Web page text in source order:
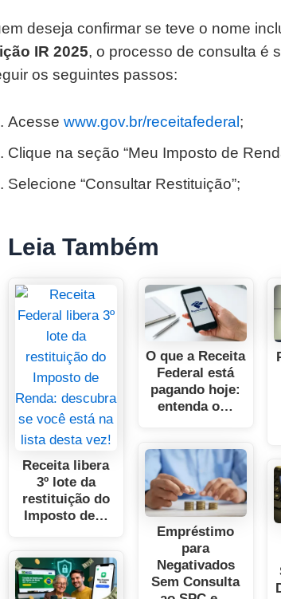
deseja confirmar se teve o nome
IR 2025, o processo de consulta é
os seguintes passos:
Acesse www.gov.br/receitafederal;
Clique na seção “Meu Imposto de
Selecione “Consultar Restituição”;
Leia Também
Receita libera
3º lote da
restituição do
Imposto de…
O que a Receita
Federal está
pagando hoje:
entenda o…
Empréstimo
para
Negativados
Sem Consulta